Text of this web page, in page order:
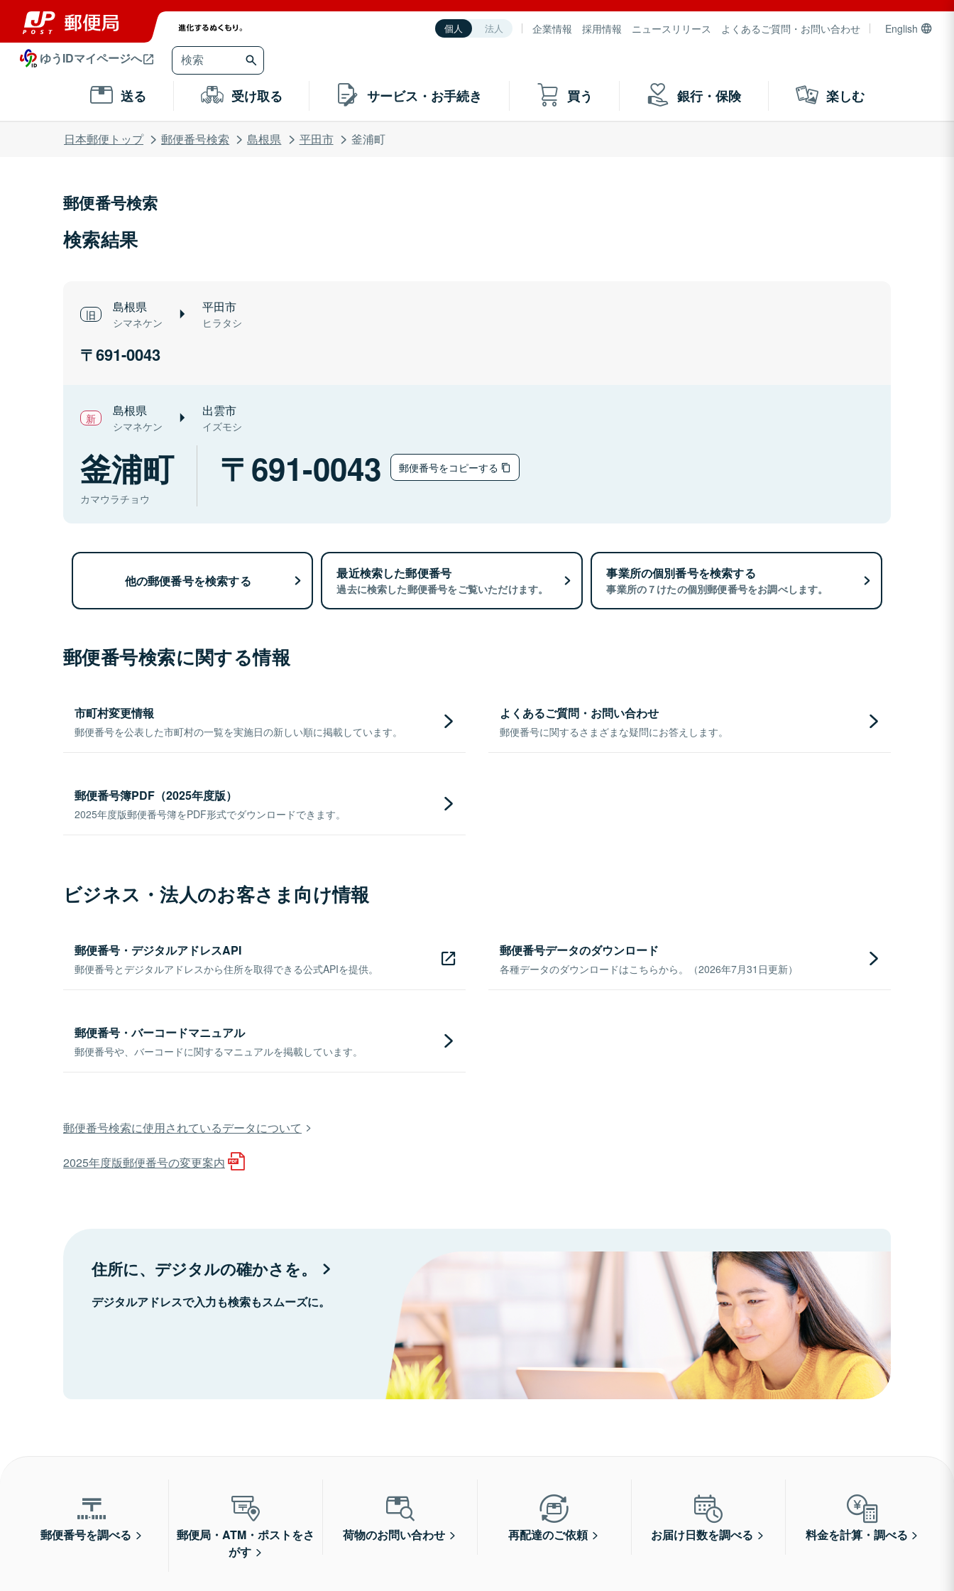
個人 法人 企業情報 採用情報 ニュースリリース よくあるご質問・お問い合わせ English
ゆうIDマイページへ
送る 受け取る サービス・お手続き 買う 銀行・保険 楽しむ
日本郵便トップ 郵便番号検索 島根県 平田市 釜浦町
郵便番号検索
検索結果
島根県
シマネケン
平田市
ヒラタシ
691-0043
島根県
シマネケン
出雲市
イズモシ
釜浦町
カマウラチョウ
691-0043 郵便番号をコピーする
他の郵便番号を検索する 最近検索した郵便番号
過去に検索した郵便番号をご覧いただけます。
事業所の個別番号を検索する
事業所の７けたの個別郵便番号をお調べします。
郵便番号検索に関する情報
市町村変更情報
郵便番号を公表した市町村の一覧を実施日の新しい順に掲載しています。
よくあるご質問・お問い合わせ
郵便番号に関するさまざまな疑問にお答えします。
郵便番号簿PDF（2025年度版）
2025年度版郵便番号簿をPDF形式でダウンロードできます。
ビジネス・法人のお客さま向け情報
郵便番号・デジタルアドレスAPI
郵便番号とデジタルアドレスから住所を取得できる公式APIを提供。
郵便番号データのダウンロード
各種データのダウンロードはこちらから。（2026年7月31日更新）
郵便番号・バーコードマニュアル
郵便番号や、バーコードに関するマニュアルを掲載しています。
郵便番号検索に使用されているデータについて
2025年度版郵便番号の変更案内
住所に、デジタルの確かさを。
デジタルアドレスで入力も検索もスムーズに。
郵便番号を調べる
郵便局・ATM・ポストをさ
がす
荷物のお問い合わせ 再配達のご依頼 お届け日数を調べる 料金を計算・調べる